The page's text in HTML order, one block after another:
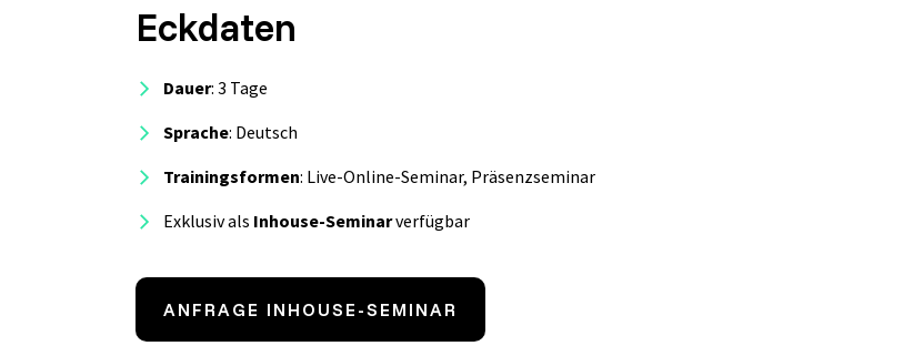
Eckdaten
Dauer: 3 Tage
Sprache: Deutsch
Trainingsformen: Live-Online-Seminar, Präsenzseminar
Exklusiv als Inhouse-Seminarverfügbar
ANFRAGE INHOUSE-SEMINAR